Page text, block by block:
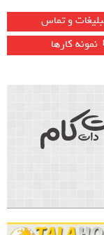
و تماس
نمونه کارها